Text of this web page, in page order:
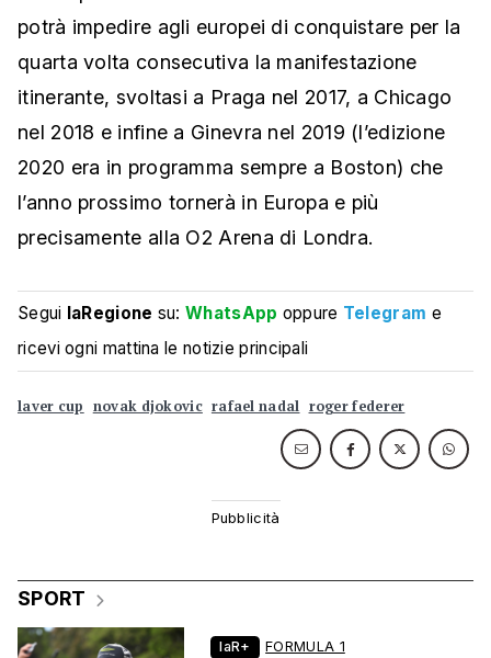
potrà impedire agli europei di conquistare per la
quarta volta consecutiva la manifestazione
itinerante, svoltasi a Praga nel 2017, a Chicago
nel 2018 e infine a Ginevra nel 2019 (l’edizione
2020 era in programma sempre a Boston) che
l’anno prossimo tornerà in Europa e più
precisamente alla O2 Arena di Londra.
Segui laRegione su:WhatsApp oppure Telegram e
ricevi ogni mattina le notizie principali
laver cup novak djokovic rafael nadal roger federer
SPORT
laR+ FORMULA 1